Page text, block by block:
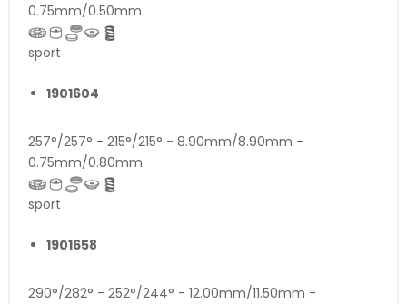
0.75mm/0.50mm
sport
1901604
257°/257° - 215°/215° - 8.90mm/8.90mm -
0.75mm/0.80mm
sport
1901658
290°/282° - 252°/244° - 12.00mm/11.50mm -